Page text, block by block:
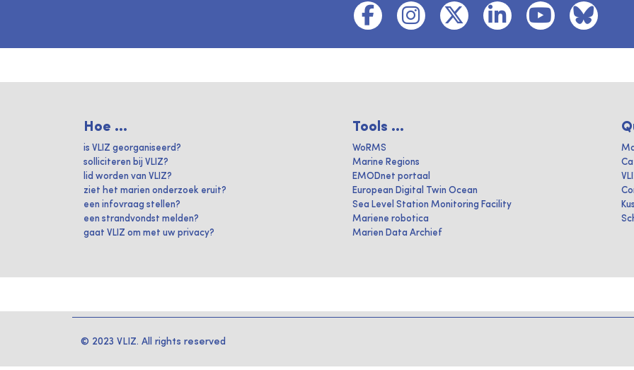
Hoe ...
is VLIZ georganiseerd?
solliciteren bij VLIZ?
lid worden van VLIZ?
ziet het marien onderzoek eruit?
een infovraag stellen?
een strandvondst melden?
gaat VLIZ om met uw privacy?
Tools ...
WoRMS
Marine Regions
EMODnet portaal
European Digital Twin Ocean
Sea Level Station Monitoring Facility
Mariene robotica
Marien Data Archief
© 2023 VLIZ. All rights reserved